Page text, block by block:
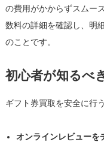
の費用がかからずスムー
数料の詳細を確認し、明
のことです。
初心者が知るべ
ギフト券買取を安全に行
オンラインレビューを